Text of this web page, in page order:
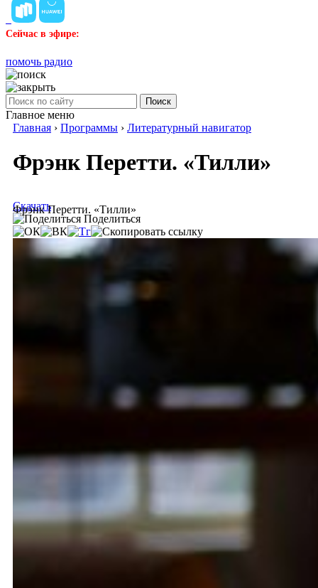
Сейчас в эфире:
помочь радио
Поиск
Главное меню
Главная › Программы › Литературный навигатор
Фрэнк Перетти. «Тилли»
Фрэнк Перетти. «Тилли»
Скачать
Поделиться